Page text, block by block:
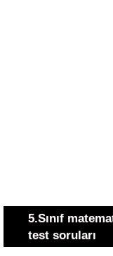
5.Sınıf
test soruları